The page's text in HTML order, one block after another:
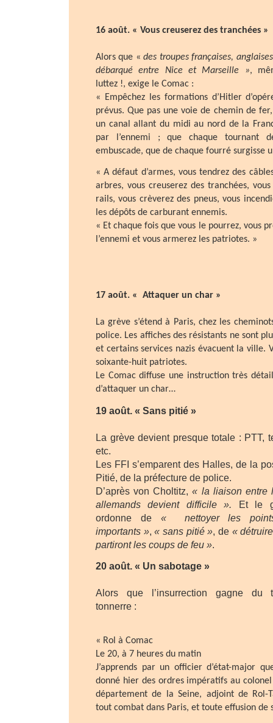
16 août. « Vous creuserez des tranchées »
Alors que «des troupes françaises,
débarqué entre Nice et Marseille »,
luttez !, exige le Comac :
« Empêchez les formations d’Hitler
prévus. Que pas une voie de chemin de
un canal allant du midi au nord de la
par l’ennemi ; que chaque tournant
embuscade, que de chaque fourré surgisse
« A défaut d’armes, vous tendrez des
arbres, vous creuserez des tranchées,
rails, vous crèverez des pneus, vous
les dépôts de carburant ennemis.
« Et chaque fois que vous le pourrez, vous
l’ennemi et vous armerez les patriotes. »
17 août. « Attaquer un char »
La grève s’étend à Paris, chez les
police. Les affiches des résistants ne sont
et certains services nazis évacuent la ville.
soixante-huit patriotes.
Le Comac diffuse une instruction très
d’attaquer un char…
19 août. « Sans pitié »
La grève devient presque totale : PTT,
etc.
Les FFI s’emparent des Halles, de la
Pitié, de la préfecture de police.
D’après von Choltitz,« la liaison entre
allemands devient difficile ». Et le
ordonne de « nettoyer les
importants »,« sans pitié », de «
partiront les coups de feu ».
20 août. « Un sabotage »
Alors que l’insurrection gagne du
tonnerre :
« Rol à Comac
Le 20, à 7 heures du matin
J’apprends par un officier d’état-major
donné hier des ordres impératifs au
département de la Seine, adjoint de Rol-
tout combat dans Paris, et toute effusion de